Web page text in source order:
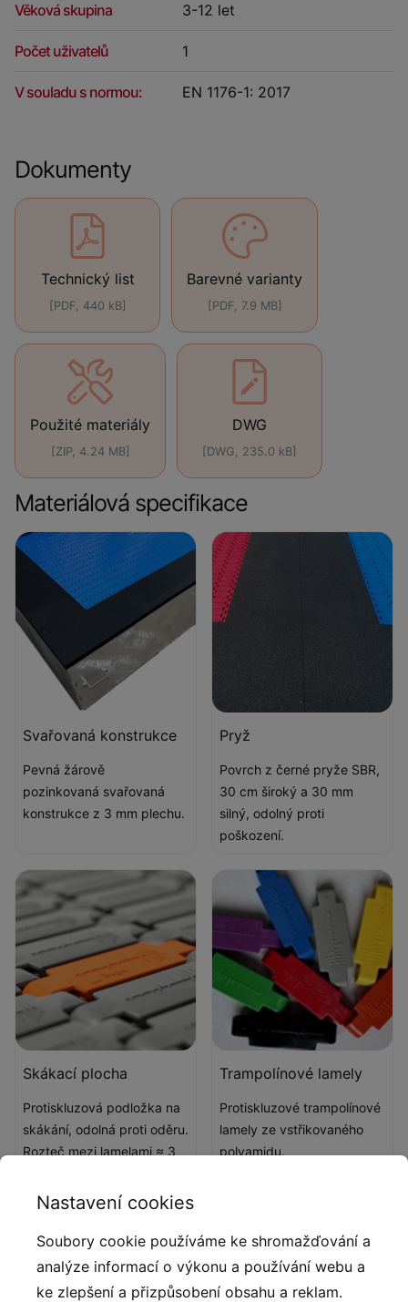
Věková skupina 3-12 let
Počet uživatelů 1
V souladu s normou: EN 1176-1: 2017
Dokumenty
Technický list
[PDF, 440 kB]
Barevné varianty
[PDF, 7.9 MB]
Použité materiály
[ZIP, 4.24 MB]
DWG
[DWG, 235.0 kB]
Materiálová specifikace
Svařovaná konstrukce
Pevná žárově
pozinkovaná svařovaná
konstrukce z 3 mm plechu.
Pryž
Povrch z černé pryže SBR,
30 cm široký a 30 mm
silný, odolný proti
poškození.
Skákací plocha
Protiskluzová podložka na
skákání, odolná proti oděru.
Rozteč mezi lamelami ≈ 3
Trampolínové lamely
Protiskluzové trampolínové
lamely ze vstřikovaného
polyamidu.
Popis produktu
Trampolína do země je oblíbeným prvkem dětských
Nastavení cookies
Soubory cookie používáme ke shromažďování a
analýze informací o výkonu a používání webu a
ke zlepšení a přizpůsobení obsahu a reklam.